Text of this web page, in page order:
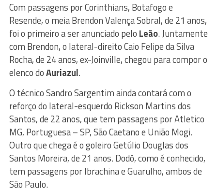
Com passagens por Corinthians, Botafogo e
Resende, o meia Brendon Valença Sobral, de 21 anos,
foi o primeiro a ser anunciado pelo Leão. Juntamente
com Brendon, o lateral-direito Caio Felipe da Silva
Rocha, de 24 anos, ex-Joinville, chegou para compor o
elenco doAuriazul.
O técnico Sandro Sargentim ainda contará com o
reforço do lateral-esquerdo Rickson Martins dos
Santos, de 22 anos, que tem passagens por Atletico
MG, Portuguesa – SP, São Caetano e União Mogi.
Outro que chega é o goleiro Getúlio Douglas dos
Santos Moreira, de 21 anos. Dodô, como é conhecido,
tem passagens por Ibrachina e Guarulho, ambos de
São Paulo.